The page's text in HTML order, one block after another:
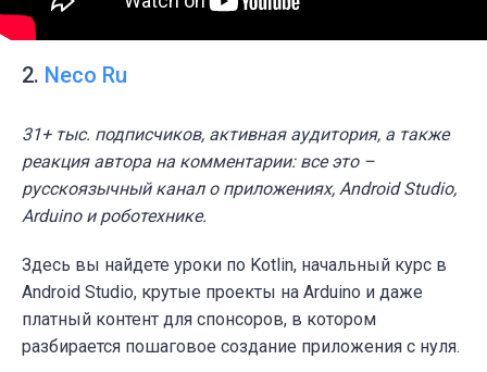
2. Neco Ru
31+ тыс. подписчиков, активная аудитория, а также
реакция автора на комментарии: все это –
русскоязычный канал о приложениях, Android Studio,
Arduino и роботехнике.
Здесь вы найдете уроки по Kotlin, начальный курс в
Android Studio, крутые проекты на Arduino и даже
платный контент для спонсоров, в котором
разбирается пошаговое создание приложения с нуля.